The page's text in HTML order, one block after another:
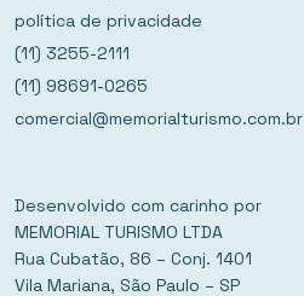
política de privacidade
(11) 3255-2111
(11) 98691-0265
comercial@memorialturismo.com.br
Desenvolvido com carinho por
MEMORIAL TURISMO LTDA
Rua Cubatão, 86 – Conj. 1401
Vila Mariana, São Paulo – SP